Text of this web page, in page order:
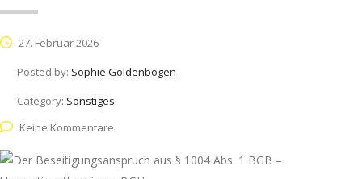
27. Februar 2026
Posted by: Sophie Goldenbogen
Category: Sonstiges
Keine Kommentare